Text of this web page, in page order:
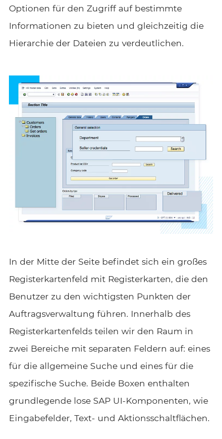
Optionen für den Zugriff auf bestimmte
Informationen zu bieten und gleichzeitig die
Hierarchie der Dateien zu verdeutlichen.
In der Mitte der Seite befindet sich ein großes
Registerkartenfeld mit Registerkarten, die den
Benutzer zu den wichtigsten Punkten der
Auftragsverwaltung führen. Innerhalb des
Registerkartenfelds teilen wir den Raum in
zwei Bereiche mit separaten Feldern auf: eines
für die allgemeine Suche und eines für die
spezifische Suche. Beide Boxen enthalten
grundlegende lose SAP UI-Komponenten, wie
Eingabefelder, Text- und Aktionsschaltflächen.